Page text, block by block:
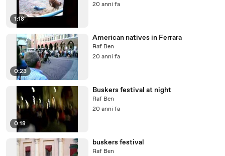
1:18
20 anni fa
0:23
American natives in Ferrara
Raf Ben
20 anni fa
0:18
Buskers festival at night
Raf Ben
20 anni fa
buskers festival
Raf Ben